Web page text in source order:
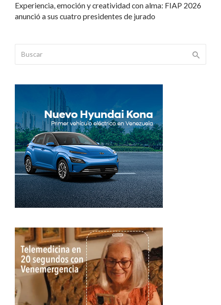
Experiencia, emoción y creatividad con alma: FIAP 2026
anunció a sus cuatro presidentes de jurado